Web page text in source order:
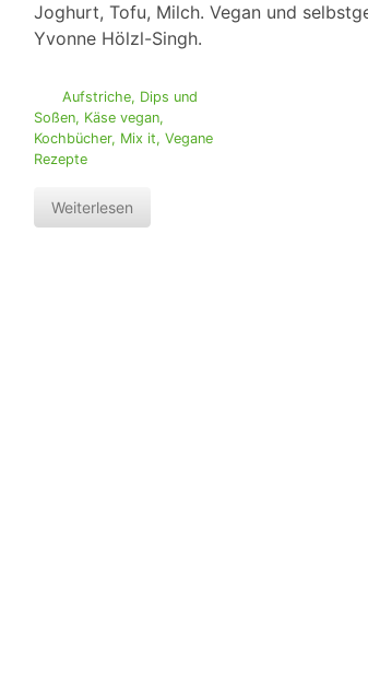
Joghurt, Tofu, Milch. Vegan und
Yvonne Hölzl-Singh.
Aufstriche, Dips und
Soßen, Käse vegan,
Kochbücher, Mix it, Vegane
Rezepte
Weiterlesen